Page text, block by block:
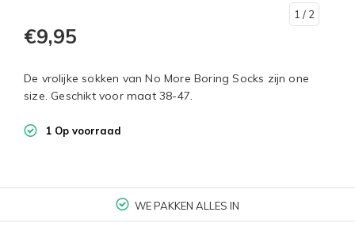
1 / 2
€9,95
De vrolijke sokken van No More Boring Socks zijn one
size. Geschikt voor maat 38-47.
1 Op voorraad
WE PAKKEN ALLES IN